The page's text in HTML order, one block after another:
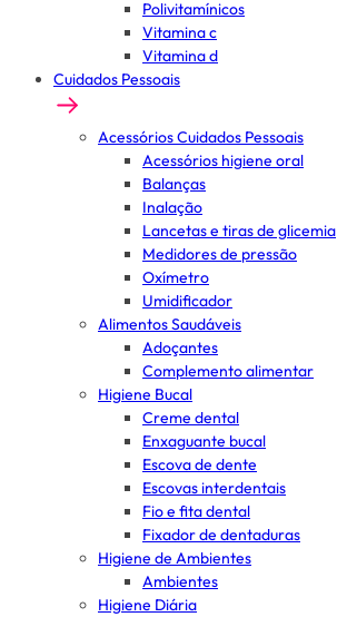
Polivitamínicos
Vitamina c
Vitamina d
Cuidados Pessoais
Acessórios Cuidados Pessoais
Acessórios higiene oral
Balanças
Inalação
Lancetas e tiras de glicemia
Medidores de pressão
Oxímetro
Umidificador
Alimentos Saudáveis
Adoçantes
Complemento alimentar
Higiene Bucal
Creme dental
Enxaguante bucal
Escova de dente
Escovas interdentais
Fio e fita dental
Fixador de dentaduras
Higiene de Ambientes
Ambientes
Higiene Diária